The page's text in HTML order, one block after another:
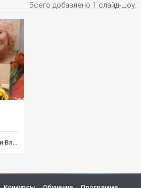
Всего добавлено 1 слайд-шоу.
Бракосочетание Ольги и Владимира